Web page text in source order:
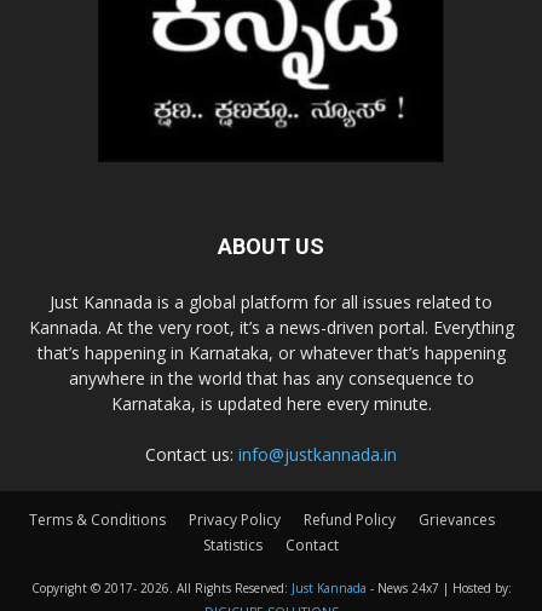
ABOUT US
Just Kannada is a global platform for all issues related to
Kannada. At the very root, it’s a news-driven portal. Everything
that’s happening in Karnataka, or whatever that’s happening
anywhere in the world that has any consequence to
Karnataka, is updated here every minute.
Contact us: info@justkannada.in
Terms & Conditions Privacy Policy Refund Policy
Grievances
Statistics
Contact
Copyright © 2017- 2026. All Rights Reserved: Just Kannada - News 24x7 | Hosted by: